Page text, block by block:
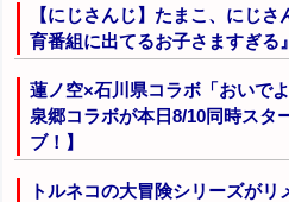
【にじさんじ】たまこ、にじ
育番組に出てるお子さますぎる』
蓮ノ空×石川県コラボ「おいで
泉郷コラボが本日8/10同時スタ
ブ！】
トルネコの大冒険シリーズが